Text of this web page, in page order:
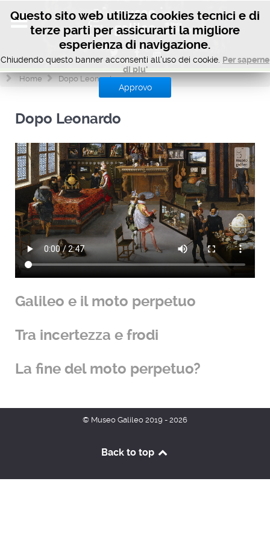
Home Dopo Leonardo
Dopo Leonardo
Galileo e il moto perpetuo
Tra incertezza e frodi
La fine del moto perpetuo?
© Museo Galileo 2019 - 2026
Back to top
Questo sito web utilizza cookies tecnici e di
terze parti per assicurarti la migliore
esperienza di navigazione.
Chiudendo questo banner acconsenti all'uso dei cookie. Per saperne
di piu'
Approvo